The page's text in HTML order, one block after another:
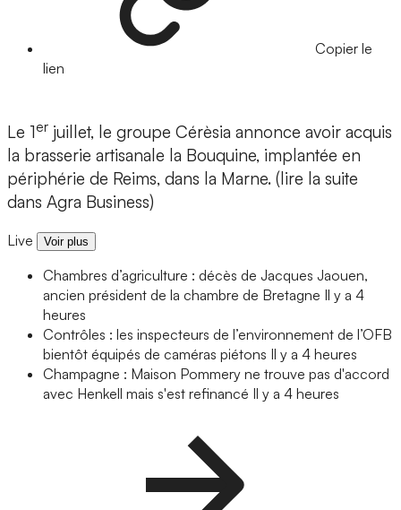
Copier le
lien
Le 1er juillet, le groupe Cérèsia annonce avoir acquis
la brasserie artisanale la Bouquine, implantée en
périphérie de Reims, dans la Marne. (lire la suite
dans Agra Business)
Live Voir plus
Chambres d’agriculture : décès de Jacques Jaouen,
ancien président de la chambre de Bretagne Il y a 4
heures
Contrôles : les inspecteurs de l’environnement de l’OFB
bientôt équipés de caméras piétons Il y a 4 heures
Champagne : Maison Pommery ne trouve pas d'accord
avec Henkell mais s'est refinancé Il y a 4 heures